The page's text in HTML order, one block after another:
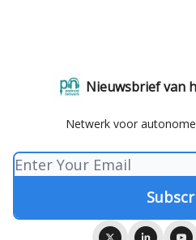
Nieuwsbrief van
Netwerk voor